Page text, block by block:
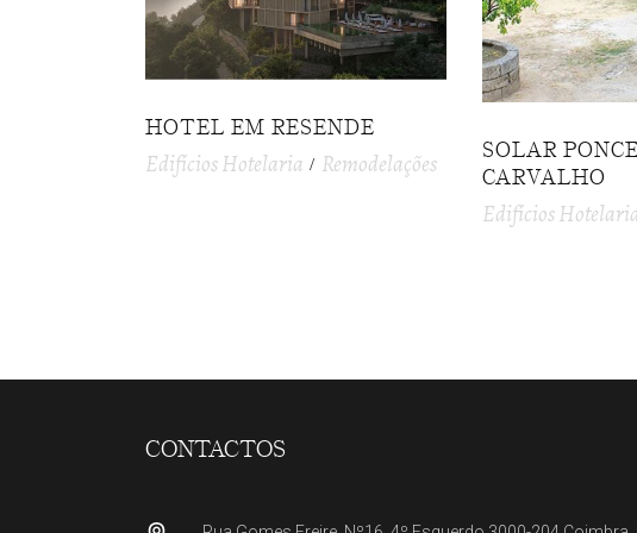
HOTEL EM RESENDE
Edifícios Hotelaria Remodelações
SOLAR
CARVALHO
Edifícios
CONTACTOS